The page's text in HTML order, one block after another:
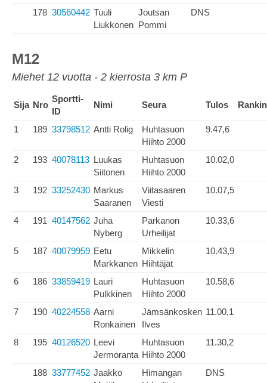
178 30560442 Tuuli
Liukkonen
Joutsan
Pommi
DNS
M12
Miehet 12 vuotta - 2 kierrosta 3 km P
Sija Nro
Sportti-
ID
Nimi Seura Tulos
1 189 33798512 Antti Rolig
Huhtasuon
Hiihto 2000
9.47,6
2 193 40078113 Luukas
Siitonen
Huhtasuon
Hiihto 2000
10.02,0
3 192 33252430 Markus
Saaranen
Viitasaaren
Viesti
10.07,5
4 191 40147562 Juha
Nyberg
Parkanon
Urheilijat
10.33,6
5 187 40079959 Eetu
Markkanen
Mikkelin
Hiihtäjät
10.43,9
6 186 33859419 Lauri
Pulkkinen
Huhtasuon
Hiihto 2000
10.58,6
7 190 40224558 Aarni
Ronkainen
Jämsänkosken
Ilves
11.00,1
8 195 40126520 Leevi
Jermoranta
Huhtasuon
Hiihto 2000
11.30,2
188 33777452 Jaakko
Himangan
DNS